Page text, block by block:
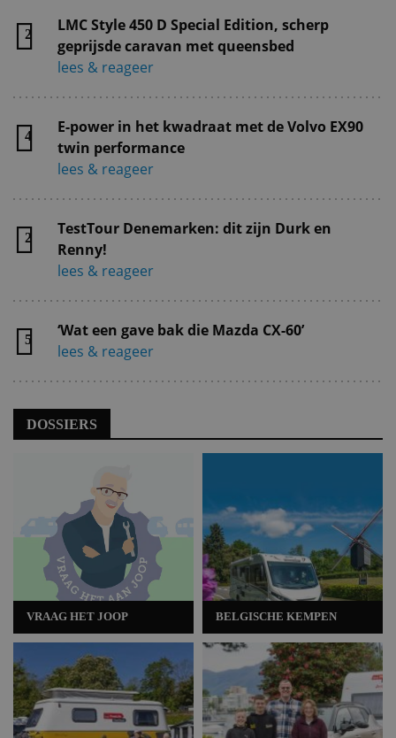
2
LMC Style 450 D Special Edition, scherp
geprijsde caravan met queensbed
lees & reageer
4
E-power in het kwadraat met de Volvo EX90
twin performance
lees & reageer
2
TestTour Denemarken: dit zijn Durk en
Renny!
lees & reageer
5
‘Wat een gave bak die Mazda CX-60’
lees & reageer
DOSSIERS
VRAAG HET JOOP BELGISCHE KEMPEN